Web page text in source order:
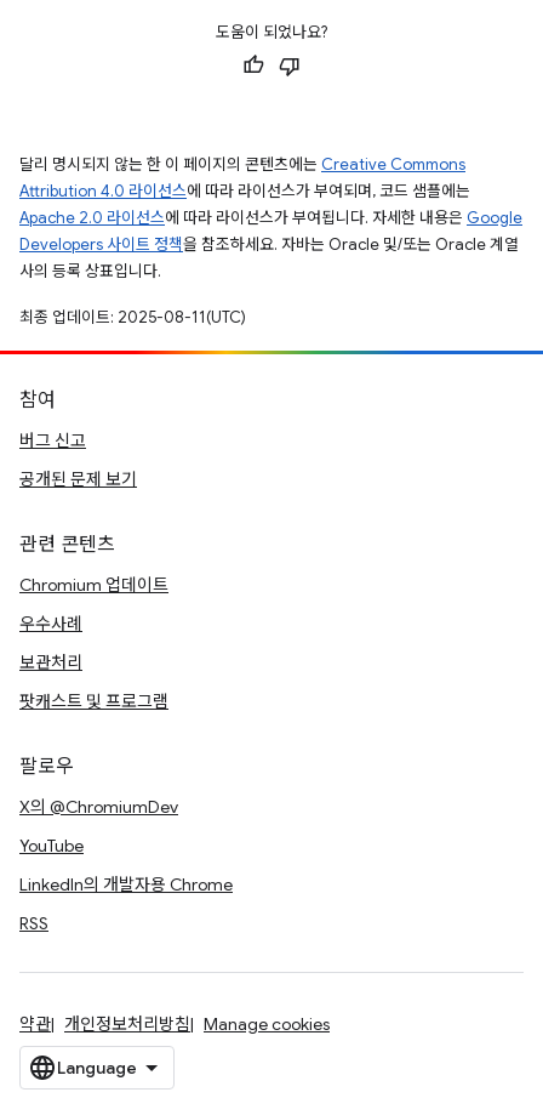
도움이 되었나요?
달리 명시되지 않는 한 이 페이지의 콘텐츠에는 Creative Commons
Attribution 4.0 라이선스에 따라 라이선스가 부여되며, 코드 샘플에는
Apache 2.0 라이선스에 따라 라이선스가 부여됩니다. 자세한 내용은 Google
Developers 사이트 정책을 참조하세요. 자바는 Oracle 및/또는 Oracle 계열
사의 등록 상표입니다.
최종 업데이트: 2025-08-11(UTC)
참여
버그 신고
공개된 문제 보기
관련 콘텐츠
Chromium 업데이트
우수사례
보관처리
팟캐스트 및 프로그램
팔로우
X의 @ChromiumDev
YouTube
LinkedIn의 개발자용 Chrome
RSS
약관 개인정보처리방침 Manage cookies